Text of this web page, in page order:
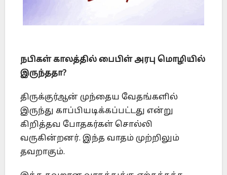
நபிகள் காலத்தில் பைபிள் அரபு மொழியில்
இருந்ததா?
திருக்குர்ஆன் முந்தைய வேதங்களில்
இருந்து காப்பியடிக்கப்பட்டது என்று
கிறித்தவ போதகர்கள் சொல்லி
வருகின்றனர். இந்த வாதம் முற்றிலும்
தவறாகும்.